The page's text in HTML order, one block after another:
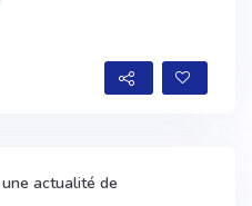
actualité de